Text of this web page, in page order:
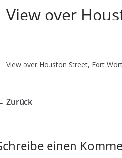
View over
View over Houston Street, Fort
Zurück
einen